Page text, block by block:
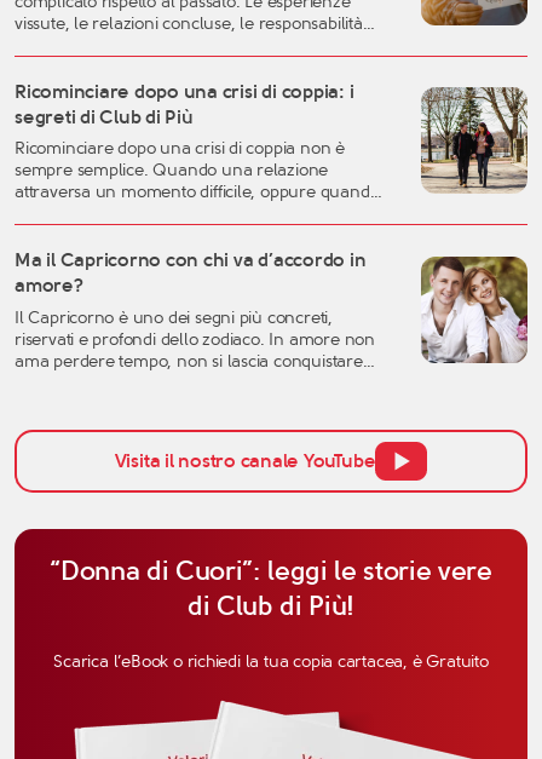
vissute, le relazioni concluse, le responsabilità
fase della vita può rappresentare uno dei
momenti migliori per costruire una relazione
autentica, consapevole e duratura. A
quarant’anni si possiedono generalmente una
[…]
Ricominciare dopo una crisi di coppia: i
segreti di Club di Più
Ricominciare dopo una crisi di coppia non è
sempre semplice. Quando una relazione
attraversa un momento difficile, oppure quando
crisi sentimentale può mettere in discussione
molte certezze: l’idea che avevamo dell’amore, la
percezione […]
Ma il Capricorno con chi va d’accordo in
amore?
Il Capricorno è uno dei segni più concreti,
riservati e profondi dello zodiaco. In amore non
ama perdere tempo, non si lascia conquistare
quando si parla di affinità del Capricorno in
amore, non bisogna pensare solo all’attrazione
iniziale, ma anche alla […]Visita il nostro canale YouTube
“Donna di Cuori”: leggi le storie vere
di Club di Più!
Scarica l’eBook o richiedi la tua copia cartacea, è Gratuito